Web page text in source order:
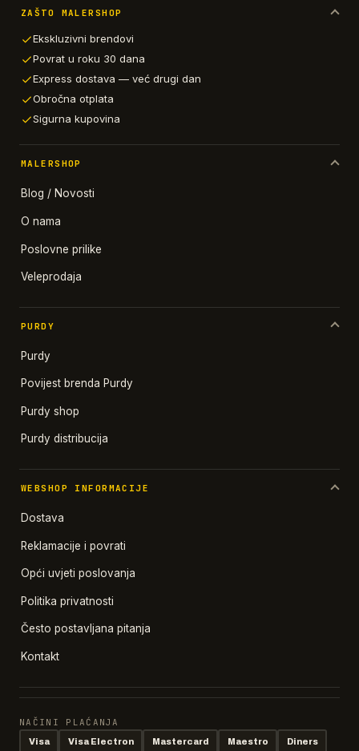
ZAŠTO MALERSHOP
Ekskluzivni brendovi
Povrat u roku 30 dana
Express dostava — već drugi dan
Obročna otplata
Sigurna kupovina
MALERSHOP
Blog / Novosti
O nama
Poslovne prilike
Veleprodaja
PURDY
Purdy
Povijest brenda Purdy
Purdy shop
Purdy distribucija
WEBSHOP INFORMACIJE
Dostava
Reklamacije i povrati
Opći uvjeti poslovanja
Politika privatnosti
Često postavljana pitanja
Kontakt
NAČINI PLAĆANJA
Visa Visa Electron Mastercard Maestro Diners